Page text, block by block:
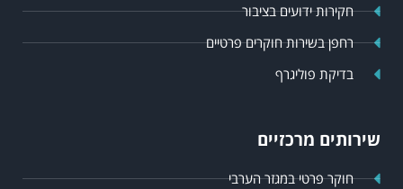
חקירות ידועים בציבור
רחפן בשירות חוקרים פרטיים
בדיקת פוליגרף
שירותים מרכזיים
חוקר פרטי במגזר הערבי